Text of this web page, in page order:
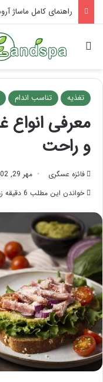
تاثیر ماساژ بر
جستجو برای
تغذیه تناسب اندام
معرفی انواع
و راحت
فائزه عسگری مهر 29, 1402
خواندن این مطلب 6 دقیقه زمان میبرد